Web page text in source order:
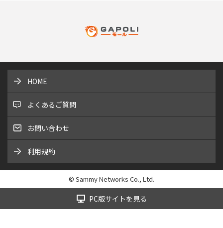
HOME
よくあるご質問
お問い合わせ
利用規約
© Sammy Networks Co., Ltd.
PC版サイトを見る